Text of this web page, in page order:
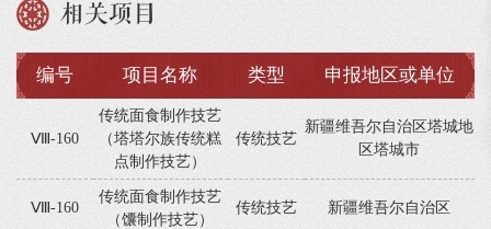
相关项目
编号 项目名称 类型 申报地区或单位
Ⅷ-160
传统面食制作技艺
（塔塔尔族传统糕
点制作技艺）
传统技艺
新疆维吾尔自治区塔城地
区塔城市
Ⅷ-160
传统面食制作技艺
（馕制作技艺）
传统技艺 新疆维吾尔自治区